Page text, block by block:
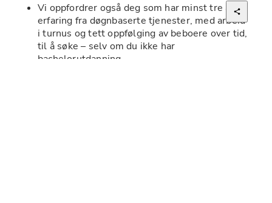
Vi oppfordrer også deg som har minst tre års
erfaring fra døgnbaserte tjenester, med arbeid
i turnus og tett oppfølging av beboere over tid,
til å søke – selv om du ikke har
bachelorutdanning.